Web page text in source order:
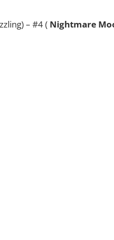
– #4 (Nightmare